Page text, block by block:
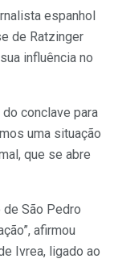
espanhol
de Ratzinger
influência no
conclave para
uma situação
que se abre
de São Pedro
afirmou
Ivrea, ligado ao